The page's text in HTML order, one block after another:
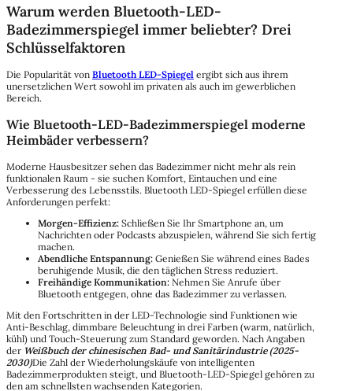
Warum werden Bluetooth-LED-
Badezimmerspiegel immer beliebter? Drei
Schlüsselfaktoren
Die Popularität von Bluetooth LED-Spiegel ergibt sich aus ihrem
unersetzlichen Wert sowohl im privaten als auch im gewerblichen
Bereich.
Wie Bluetooth-LED-Badezimmerspiegel moderne
Heimbäder verbessern?
Moderne Hausbesitzer sehen das Badezimmer nicht mehr als rein
funktionalen Raum - sie suchen Komfort, Eintauchen und eine
Verbesserung des Lebensstils. Bluetooth LED-Spiegel erfüllen diese
Anforderungen perfekt:
Morgen-Effizienz: Schließen Sie Ihr Smartphone an, um
Nachrichten oder Podcasts abzuspielen, während Sie sich fertig
machen.
Abendliche Entspannung: Genießen Sie während eines Bades
beruhigende Musik, die den täglichen Stress reduziert.
Freihändige Kommunikation: Nehmen Sie Anrufe über
Bluetooth entgegen, ohne das Badezimmer zu verlassen.
Mit den Fortschritten in der LED-Technologie sind Funktionen wie
Anti-Beschlag, dimmbare Beleuchtung in drei Farben (warm, natürlich,
kühl) und Touch-Steuerung zum Standard geworden. Nach Angaben
der Weißbuch der chinesischen Bad- und Sanitärindustrie (2025-
2030)Die Zahl der Wiederholungskäufe von intelligenten
Badezimmerprodukten steigt, und Bluetooth-LED-Spiegel gehören zu
den am schnellsten wachsenden Kategorien.